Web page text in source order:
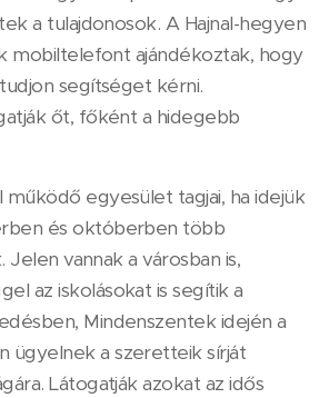
a tulajdonosok. A Hajnal-hegyen
mobiltelefont ajándékoztak, hogy
segítséget kérni.
őt, főként a hidegebb
működő egyesület tagjai, ha idejük
és októberben több
Jelen vannak a városban is,
az iskolásokat is segítik a
Mindenszentek idején a
ügyelnek a szeretteik sírját
Látogatják azokat az idős